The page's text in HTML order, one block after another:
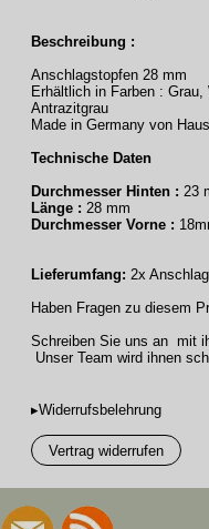
Beschreibung :
Anschlagstopfen 28 mm
Erhältlich in Farben :
Antrazitgrau
Made in Germany von
Technische Daten
Durchmesser Hinten : 23
Länge : 28 mm
Durchmesser Vorne :
Lieferumfang: 2x
Haben Fragen zu diesem
Schreiben Sie uns an mit
Unser Team wird ihnen
▸Widerrufsbelehrung
Vertrag widerrufen